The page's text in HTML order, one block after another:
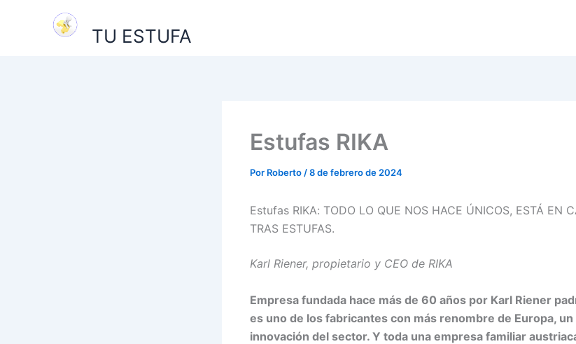
TU ESTUFA
Estufas RIKA
Por Roberto /8 de febrero de 2024
Estufas RIKA: TODO LO QUE NOS HACE ÚNI­COS, ESTÁ EN
TRAS EST­U­FAS.
Karl Riener, propietario y CEO de RIKA
Empresa fundada hace más de 60 años por Karl Riener
es uno de los fabricantes con más renombre de Europa,
innovación del sector. Y toda una empresa familiar